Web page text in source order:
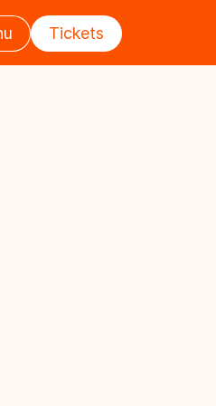
Tickets